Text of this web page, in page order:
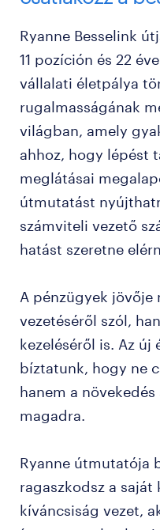
Ryanne Besselink
11 pozíción és 22
vállalati életpálya
rugalmasságának
világban, amely
ahhoz, hogy lépést
meglátásai
útmutatást
számviteli vezető
hatást szeretne
A pénzügyek jövője
vezetéséről szól,
kezeléséről is. Az új
bíztatunk, hogy ne
hanem a
magadra.
Ryanne útmutatója
ragaszkodsz a saját
kíváncsiság vezet,